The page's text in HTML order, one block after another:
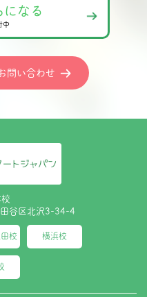
なる
中
問い合わせ
谷区北沢3-34-4
校 横浜校